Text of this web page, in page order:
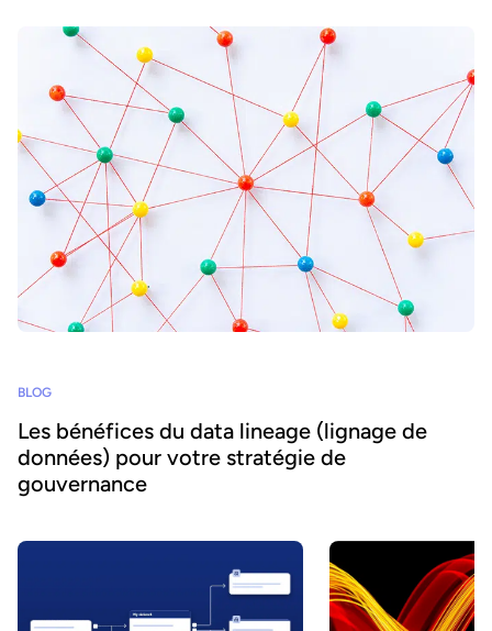
BLOG
Les bénéfices du data lineage (lignage de
données) pour votre stratégie de
gouvernance